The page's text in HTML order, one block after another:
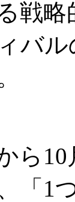
戦略
バ
ら
「1